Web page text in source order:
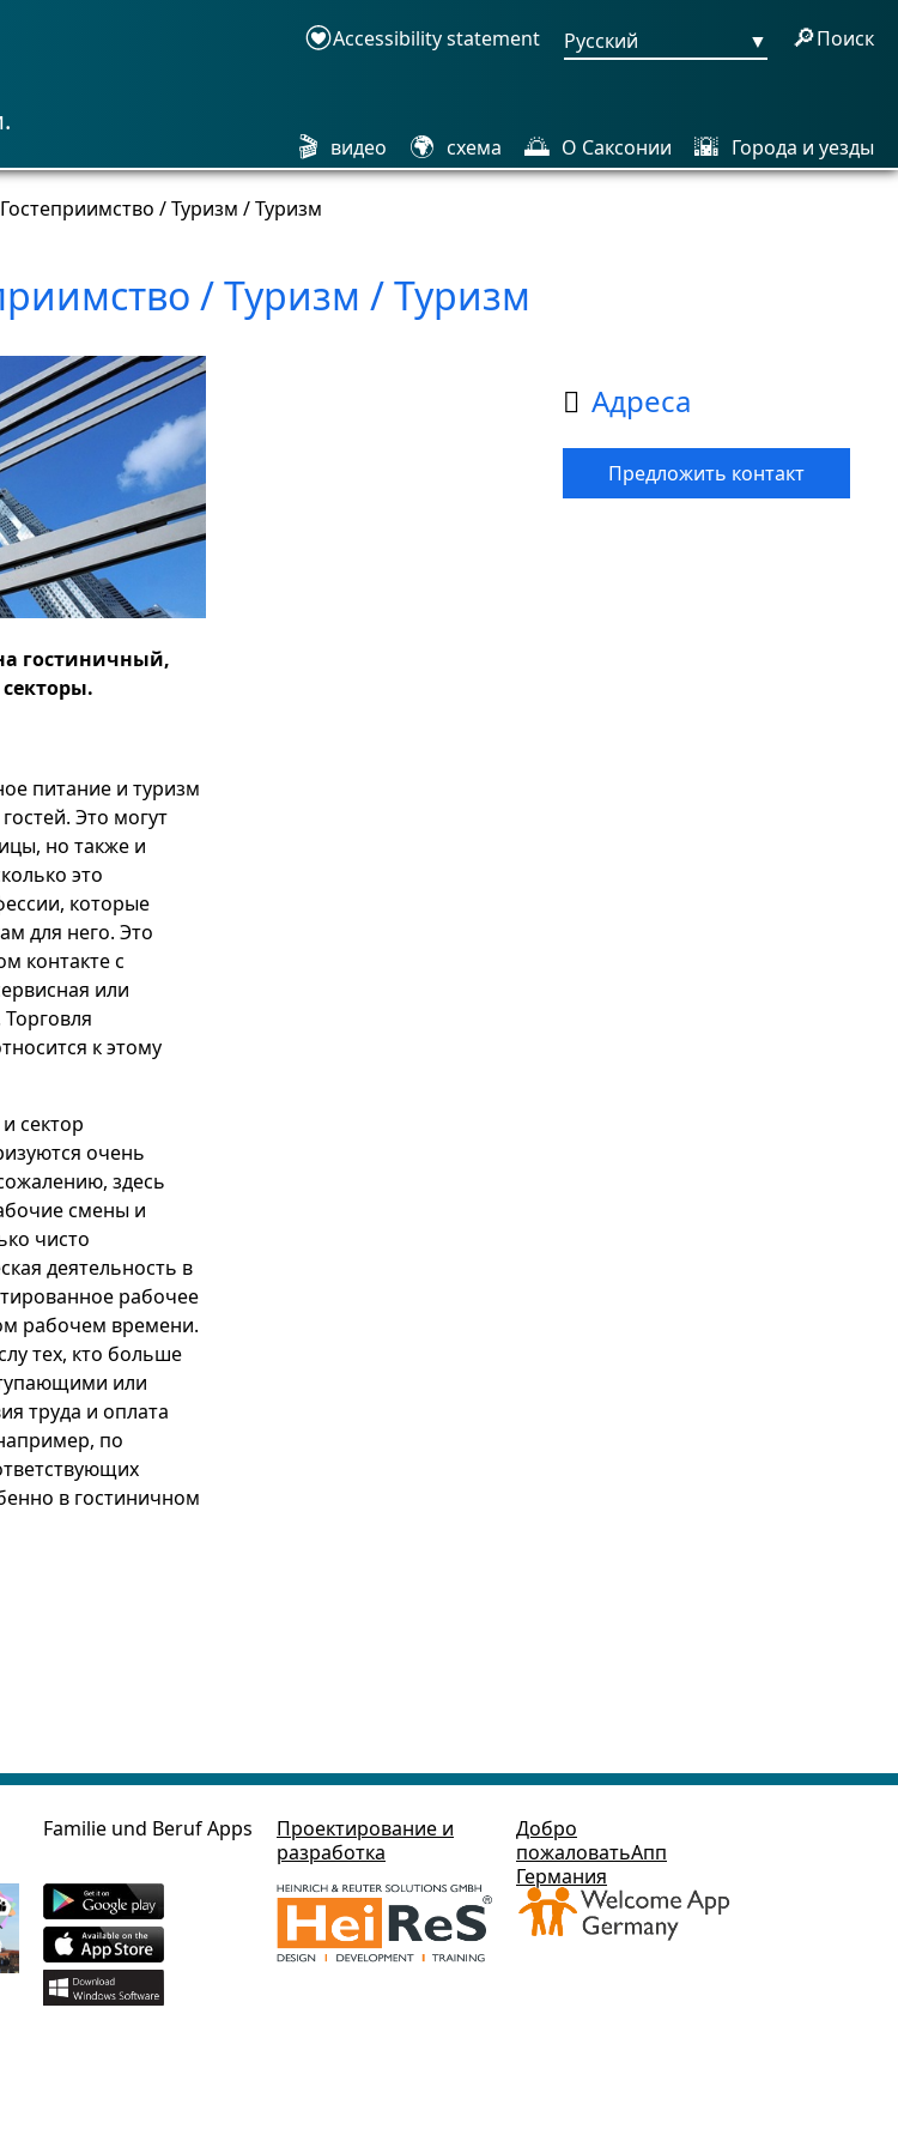
Accessibility statement Русский ▼ 🔎Поиск
🎬 видео 🌍 схема 🌅 О Саксонии 🌇 Города и уезды
/ Туризм / Туризм
/ Туризм / Туризм
гостиничный,
питание и туризм
Это могут
но также и
это
которые
для него. Это
контакте с
или
к этому
сектор
очень
здесь
смены и
чисто
деятельность в
рабочее
рабочем времени.
тех, кто больше
или
труда и оплата
по
в гостиничном
 Aдреса
Предложить контакт
Familie und Beruf Apps
Проектирование и
разработка
Добро
пожаловатьАпп
Германия